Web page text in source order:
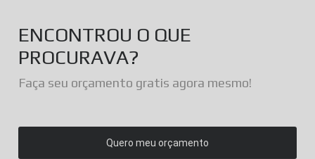
ENCONTROU O QUE
PROCURAVA?
Faça seu orçamento gratis agora mesmo!
Quero meu orçamento